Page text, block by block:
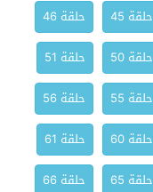
حلقة 45
حلقة 46
حلقة 50
حلقة 51
حلقة 55
حلقة 56
حلقة 60
حلقة 61
حلقة 65
حلقة 66